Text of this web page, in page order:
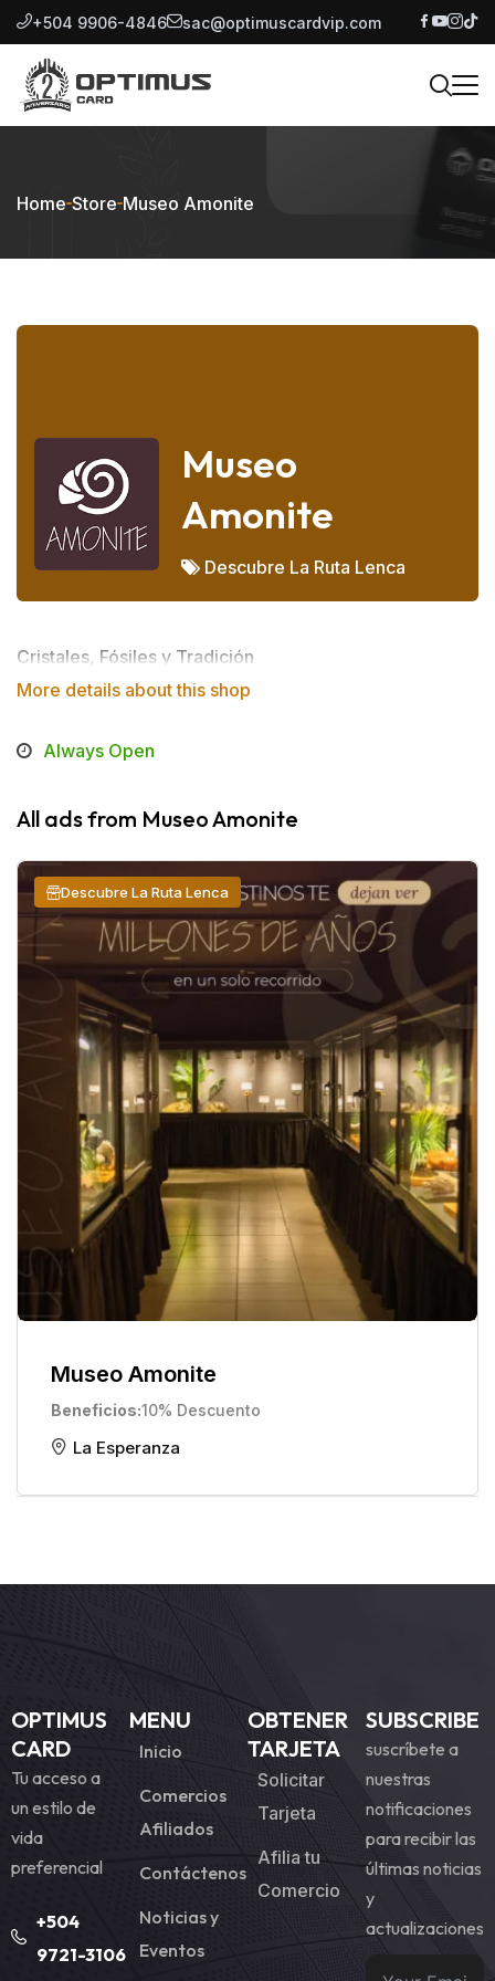
+504 9906-4846 sac@optimuscardvip.com
Home Store Museo Amonite
Museo
Amonite
Descubre La Ruta Lenca
Cristales, Fósiles y Tradición
More details about this shop
Always Open
All ads from Museo Amonite
Museo Amonite
Beneficios 10% Descuento
Descubre La Ruta Lenca
La Esperanza
OPTIMUS
CARD
Tu acceso a
un estilo de
vida
preferencial
+504
9721-3106
MENU
Inicio
Comercios
Afiliados
Contáctenos
Noticias y
Eventos
OBTENER
TARJETA
Solicitar
Tarjeta
Afilia tu
Comercio
SUBSCRIBE
suscríbete a
nuestras
notificaciones
para recibir las
últimas noticias
y
actualizaciones